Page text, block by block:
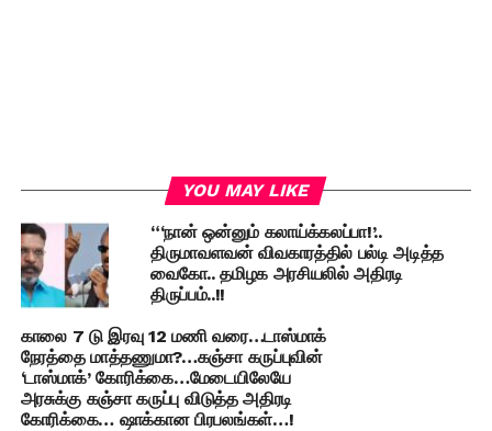
YOU MAY LIKE
“‘நான் ஒன்னும் கலாய்க்கலப்பா!’..
திருமாவளவன் விவகாரத்தில் பல்டி அடித்த
வைகோ.. தமிழக அரசியலில் அதிரடி
திருப்பம்..!!
காலை 7 டு இரவு 12 மணி வரை…டாஸ்மாக்
நேரத்தை மாத்தணுமா?…கஞ்சா கருப்புவின்
‘டாஸ்மாக்’ கோரிக்கை…மேடையிலேயே
அரசுக்கு கஞ்சா கருப்பு விடுத்த அதிரடி
கோரிக்கை… ஷாக்கான பிரபலங்கள்…!